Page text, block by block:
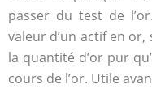
passer du test de
valeur d’un actif en
la quantité d’or pur
cours de l’or. Utile